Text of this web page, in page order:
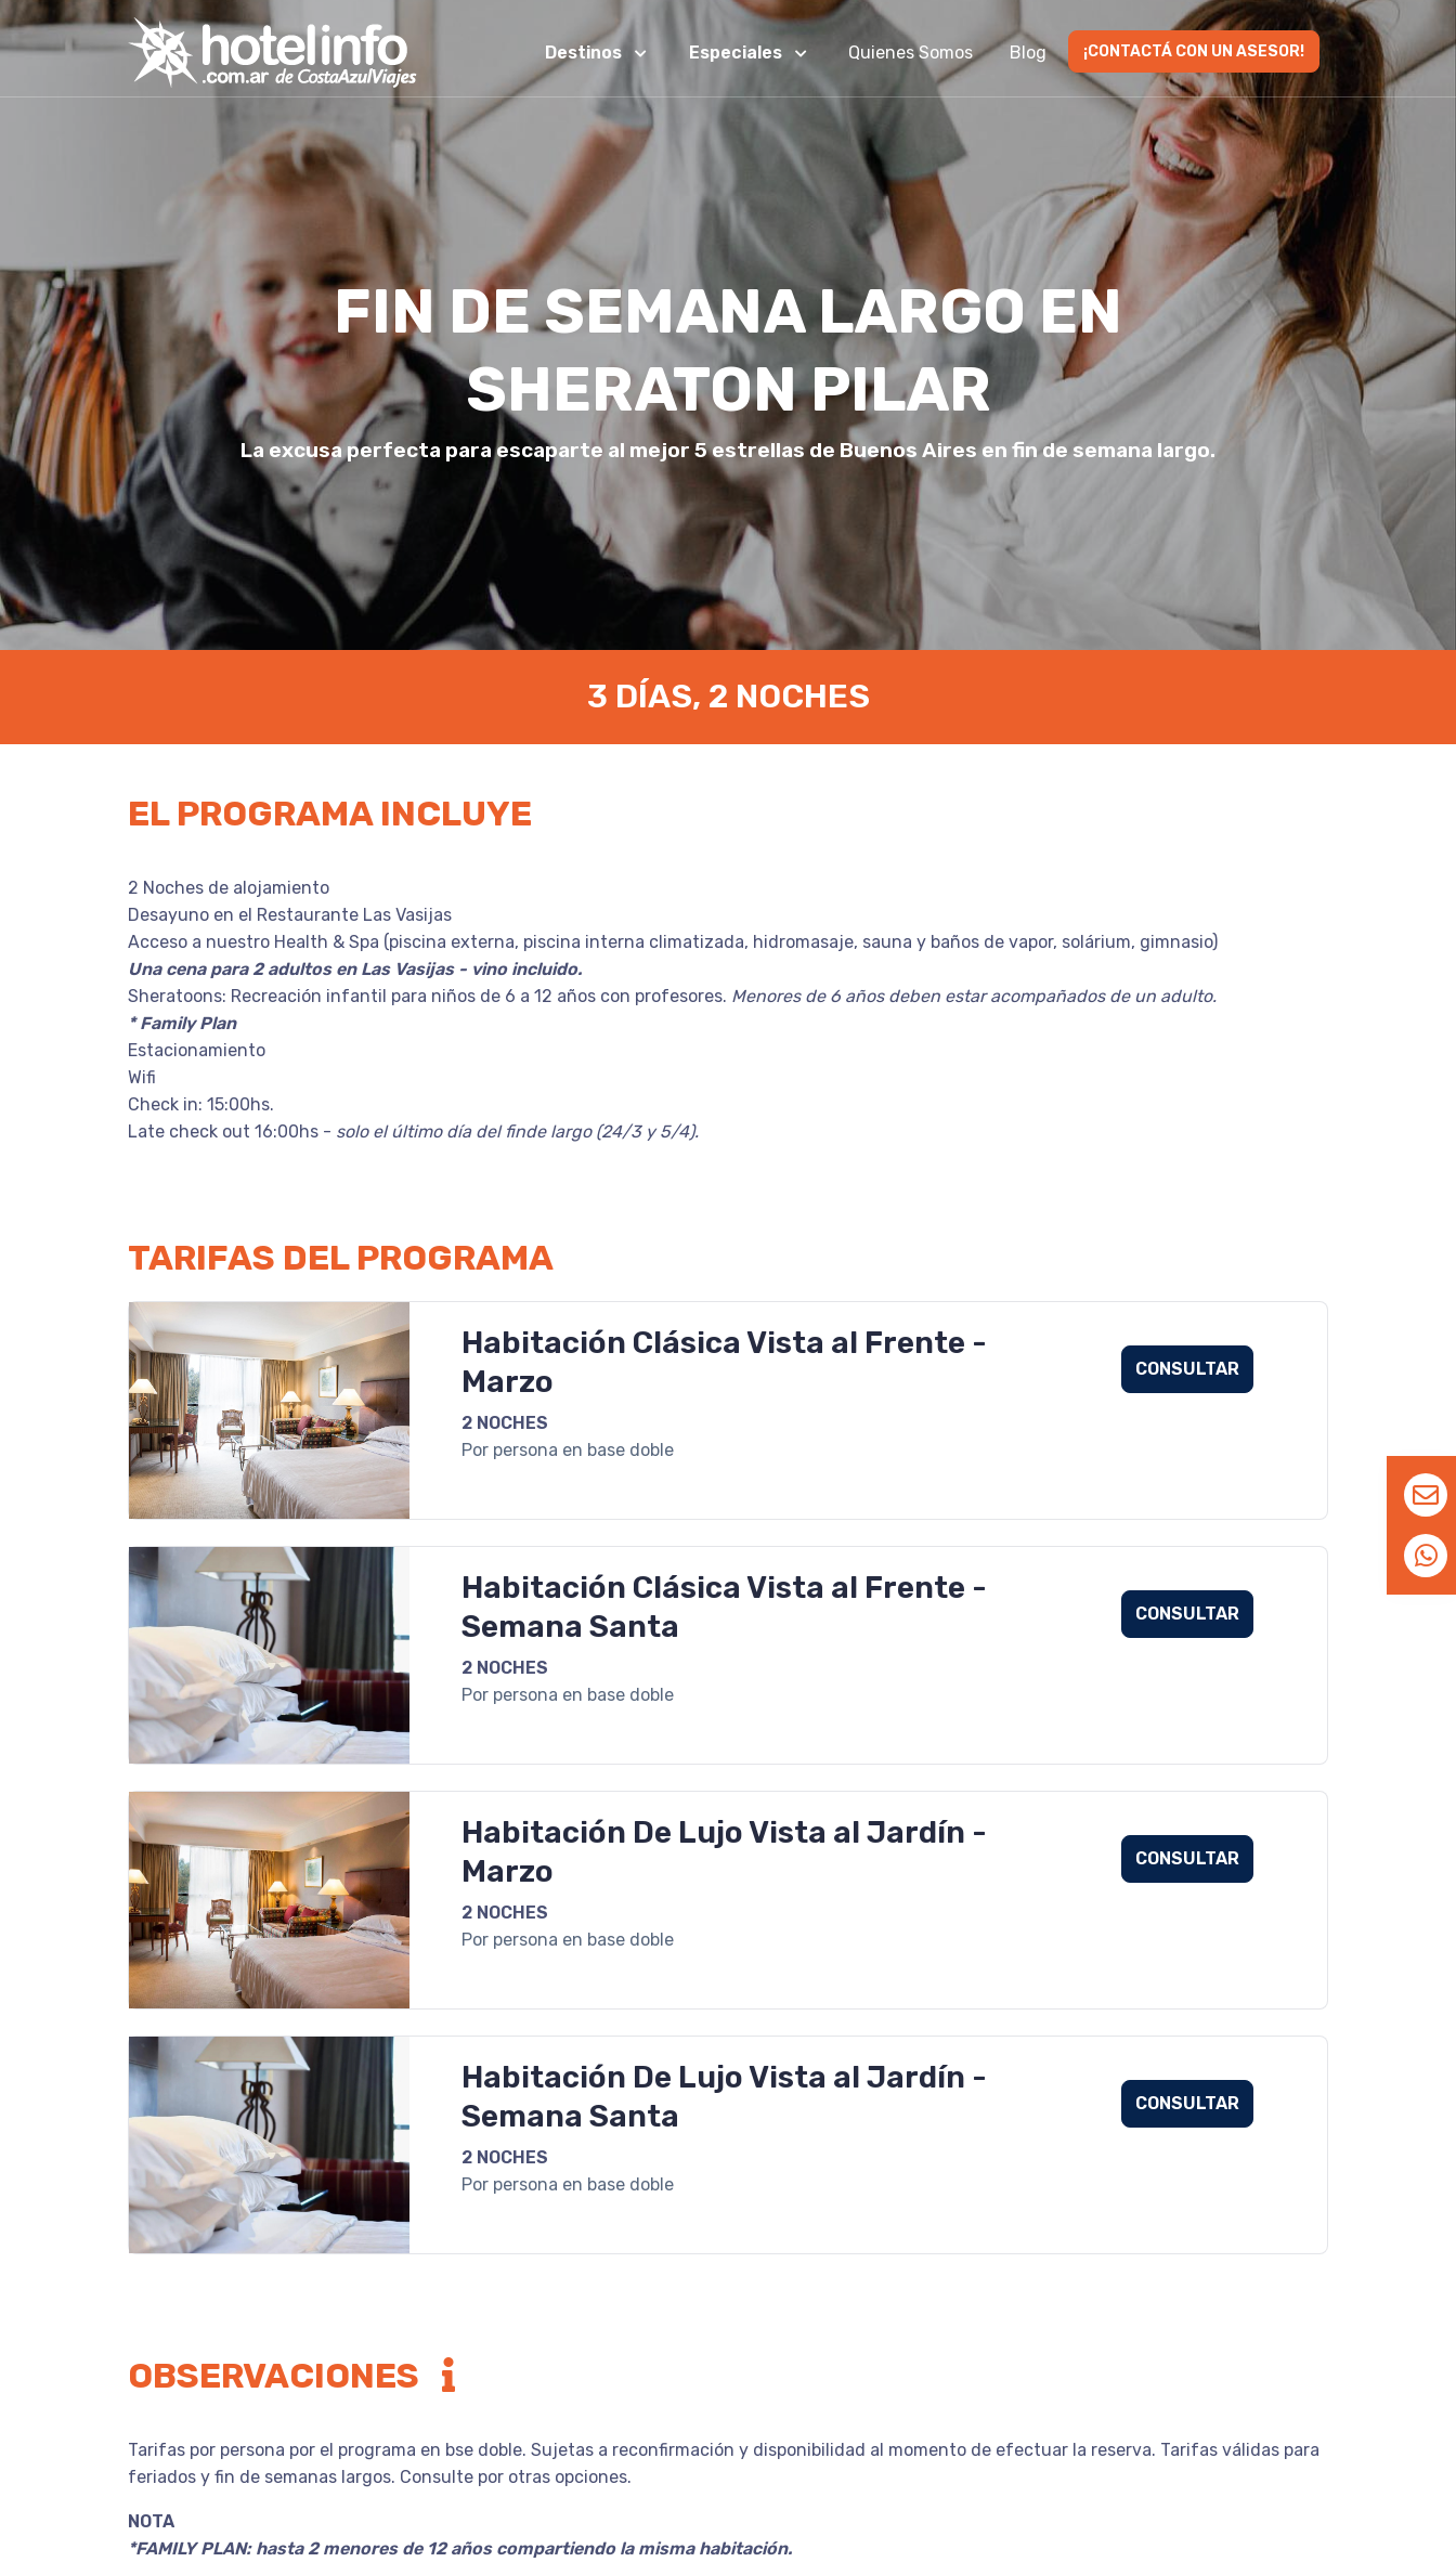
Destinos Especiales Quienes Somos Blog ¡CONTACTÁ CON UN ASESOR!
FIN DE SEMANA LARGO EN
SHERATON PILAR
La excusa perfecta para escaparte al mejor 5 estrellas de Buenos Aires en fin de semana largo.
3 DÍAS, 2 NOCHES
EL PROGRAMA INCLUYE
2 Noches de alojamiento
Desayuno en el Restaurante Las Vasijas
Acceso a nuestro Health & Spa (piscina externa, piscina interna climatizada, hidromasaje, sauna y baños de vapor, solárium, gimnasio)
Una cena para 2 adultos en Las Vasijas - vino incluido.
Sheratoons: Recreación infantil para niños de 6 a 12 años con profesores. Menores de 6 años deben estar acompañados de un adulto.
* Family Plan
Estacionamiento
Wifi
Check in: 15:00hs.
Late check out 16:00hs - solo el último día del finde largo (24/3 y 5/4).
TARIFAS DEL PROGRAMA
Habitación Clásica Vista al Frente -
Marzo
2 NOCHES
Por persona en base doble
CONSULTAR
Habitación Clásica Vista al Frente -
Semana Santa
2 NOCHES
Por persona en base doble
CONSULTAR
Habitación De Lujo Vista al Jardín -
Marzo
2 NOCHES
Por persona en base doble
CONSULTAR
Habitación De Lujo Vista al Jardín -
Semana Santa
2 NOCHES
Por persona en base doble
CONSULTAR
OBSERVACIONES
Tarifas por persona por el programa en bse doble. Sujetas a reconfirmación y disponibilidad al momento de efectuar la reserva. Tarifas válidas para
feriados y fin de semanas largos. Consulte por otras opciones.
NOTA
*FAMILY PLAN: hasta 2 menores de 12 años compartiendo la misma habitación.